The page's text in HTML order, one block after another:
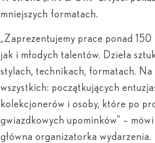
mniejszych formatach.
„Zaprezentujemy prace ponad
jak i młodych talentów. Dzieła
stylach, technikach, formatach.
wszystkich: początkujących
kolekcjonerów i osoby, które po
gwiazdkowych upominków” –
główna organizatorka wydarzenia.